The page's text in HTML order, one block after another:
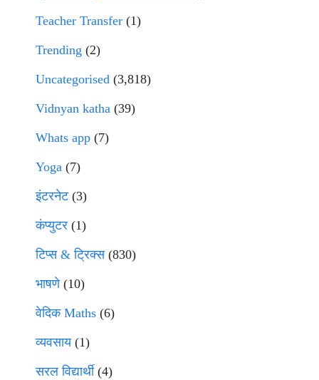
Teacher Transfer (1)
Trending (2)
Uncategorised (3,818)
Vidnyan katha (39)
Whats app (7)
Yoga (7)
इंटरनेट(3)
कंप्युटर (1)
टिप्स & ट्रिक्स(830)
भाषणे(10)
वेदिक Maths (6)
व्यवसाय(1)
सरल विद्यार्थी(4)